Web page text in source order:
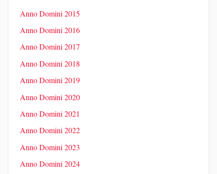
Anno Domini 2015
Anno Domini 2016
Anno Domini 2017
Anno Domini 2018
Anno Domini 2019
Anno Domini 2020
Anno Domini 2021
Anno Domini 2022
Anno Domini 2023
Anno Domini 2024